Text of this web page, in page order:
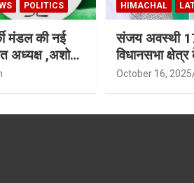
POLITICS
मंडल की नई
अध्यक्ष ,अशोक
HIMACHAL
संजय अवस्थी
विधानसभा
October 16, 2025